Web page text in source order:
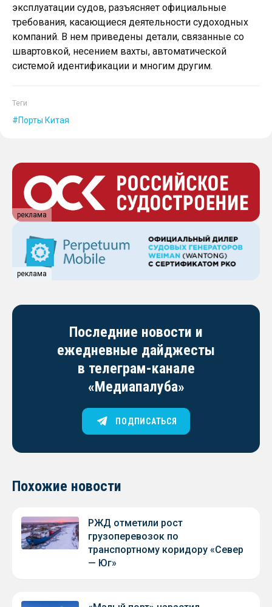
эксплуатации судов, разъясняет официальные
требования, касающиеся деятельности судоходных
компаний. В нем приведены детали, связанные со
швартовкой, несением вахты, автоматической
системой идентификации и многим другим.
Теги
Порты Китая
реклама
реклама
Последние новости и
ежедневные дайджесты
в телеграм-канале
«Медиапалуба»
ПОДПИСАТЬСЯ
Похожие новости
РЖД отметили рост
грузоперевозок по
транспортному коридору «Север
— Юг»